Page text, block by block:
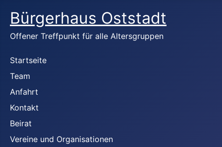
Bürgerhaus Oststadt
Offener Treffpunkt für alle Altersgruppen
Startseite
Team
Anfahrt
Kontakt
Beirat
Vereine und Organisationen